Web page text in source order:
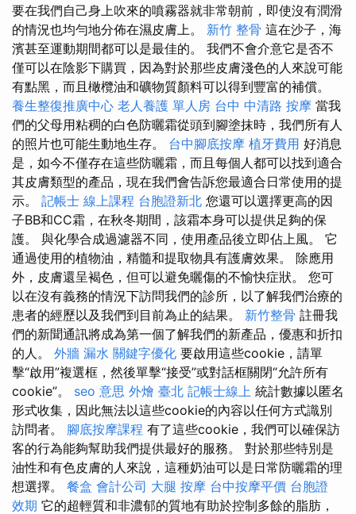
要在我們自己身上吹來的噴霧器就非常朝前，即使沒有潤滑
的情況也均勻地分佈在濕皮膚上。 新竹 整骨 這在沙子，海
濱甚至運動期間都可以是最佳的。 我們不會介意它是否不
僅可以在陰影下購買，因為對於那些皮膚淺色的人來說可能
有點黑，而且橄欖油和礦物質顏料可以得到豐富的補償。
養生整復推廣中心 老人養護 單人房 台中 中清路 按摩 當我
們的父母用粘稠的白色防曬霜從頭到腳塗抹時，我們所有人
的照片也可能生動地生存。 台中腳底按摩 植牙費用 好消息
是，如今不僅存在這些防曬霜，而且每個人都可以找到適合
其皮膚類型的產品，現在我們會告訴您最適合日常使用的提
示。 記帳士 線上課程 台胞證新北 您還可以選擇更高的因
子BB和CC霜，在秋冬期間，該霜本身可以提供足夠的保
護。 與化學合成過濾器不同，使用產品後立即佔上風。 它
通過使用的植物油，精髓和提取物具有護膚效果。 除應用
外，皮膚還呈褐色，但可以避免曬傷的不愉快症狀。 您可
以在沒有義務的情況下訪問我們的診所，以了解我們治療的
患者的經歷以及我們到目前為止的結果。 新竹整骨 註冊我
們的新聞通訊將成為第一個了解我們的新產品，優惠和折扣
的人。 外牆 漏水 關鍵字優化 要啟用這些cookie，請單
擊“啟用”複選框，然後單擊“接受”或對話框關閉“允許所有
cookie”。 seo 意思 外燴 臺北 記帳士線上 統計數據以匿名
形式收集，因此無法以這些cookie的內容以任何方式識別
訪問者。 腳底按摩課程 有了這些cookie，我們可以確保訪
客的行為能夠幫助我們提供最好的服務。 對於那些特別是
油性和有色皮膚的人來說，這種奶油可以是日常防曬霜的理
想選擇。 餐盒 會計公司 大腿 按摩 台中按摩平價 台胞證
效期 它的超輕質和非濃郁的質地有助於控制多餘的脂肪，